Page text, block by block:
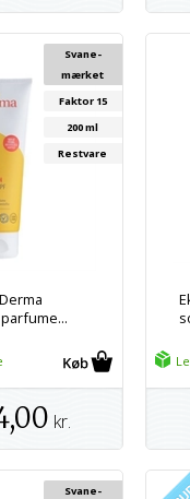
Svane-
mærket
Faktor 15
200 ml
Restvare
kr.
Svane-